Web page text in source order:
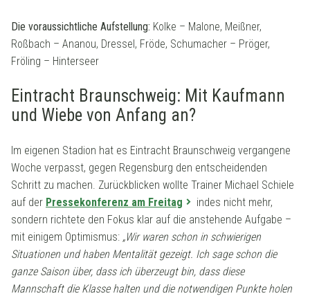
Die voraussichtliche Aufstellung: Kolke – Malone, Meißner,
Roßbach – Ananou, Dressel, Fröde, Schumacher – Pröger,
Fröling – Hinterseer
Eintracht Braunschweig: Mit Kaufmann
und Wiebe von Anfang an?
Im eigenen Stadion hat es Eintracht Braunschweig vergangene
Woche verpasst, gegen Regensburg den entscheidenden
Schritt zu machen. Zurückblicken wollte Trainer Michael Schiele
auf der Pressekonferenz am Freitag
indes nicht mehr,
sondern richtete den Fokus klar auf die anstehende Aufgabe –
mit einigem Optimismus: „Wir waren schon in schwierigen
Situationen und haben Mentalität gezeigt. Ich sage schon die
ganze Saison über, dass ich überzeugt bin, dass diese
Mannschaft die Klasse halten und die notwendigen Punkte holen